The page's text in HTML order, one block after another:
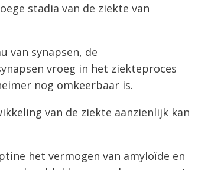
stadia van de ziekte van
van synapsen, de
vroeg in het ziekteproces
nog omkeerbaar is.
van de ziekte aanzienlijk kan
het vermogen van amyloïde en